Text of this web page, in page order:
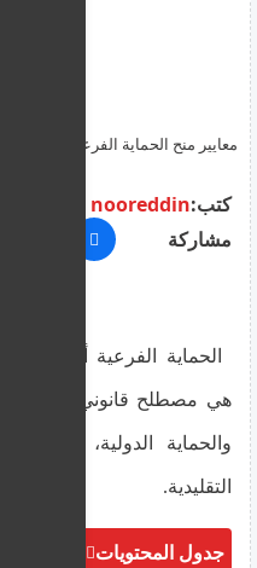
معايير منح الحماية الفرعية أو
كتب:nooreddin
مشاركة
الحماية الفرعية أو الثانوية (
هي مصطلح قانوني دولي
والحماية الدولية، وهي
التقليدية.
جدول المحتويات